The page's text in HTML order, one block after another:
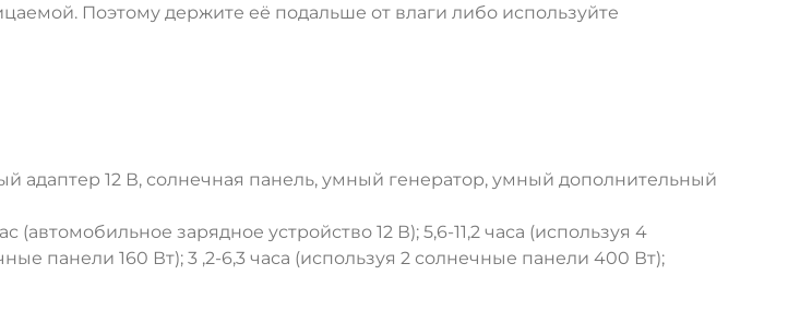
Поэтому держите её подальше от влаги либо используйте
адаптер 12 В, солнечная панель, умный генератор, умный дополнительный
зарядное устройство 12 В); 5,6-11,2 часа (используя 4
панели 160 Вт); 3 ,2-6,3 часа (используя 2 солнечные панели 400 Вт);